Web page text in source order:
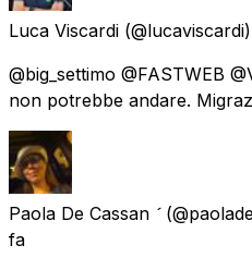
Luca Viscardi
@big_settimo @FASTWEB
non potrebbe andare.
Paola De Cassan 
fa